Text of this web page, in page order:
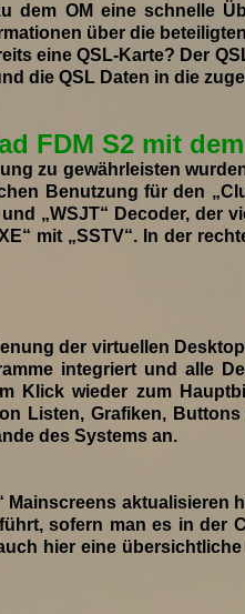
dem OM eine schnelle
über die
eine QSL-Karte? Der
die QSL Daten in die
FDM S2 mit
zu gewährleisten
Benutzung für den
„WSJT“ Decoder, der
mit „SSTV“. In der
der virtuellen
integriert und alle
Klick wieder zum
Listen, Grafiken,
des Systems an.
Mainscreens
sofern man es in der
hier eine